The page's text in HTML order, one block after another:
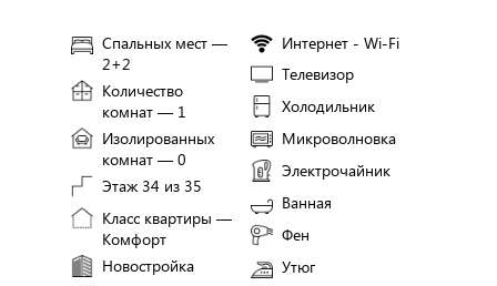
Спальных мест —
2+2
Количество
комнат — 1
Изолированных
комнат — 0
Этаж 34 из 35
Класс квартиры —
Комфорт
Новостройка
Интернет - Wi-Fi
Телевизор
Холодильник
Микроволновка
Электрочайник
Ванная
Фен
Утюг